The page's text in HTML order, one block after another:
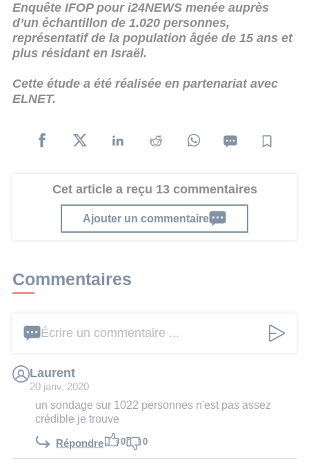
Enquête IFOP pour i24NEWS menée auprès
d’un échantillon de 1.020 personnes,
représentatif de la population âgée de 15 ans et
plus résidant en Israël.
Cette étude a été réalisée en partenariat avec
ELNET.
Cet article a reçu 13 commentaires
Ajouter un commentaire
Commentaires
Écrire un commentaire ...
Laurent
20 janv. 2020
un sondage sur 1022 personnes n'est pas assez
crédible je trouve
Répondre 0 0